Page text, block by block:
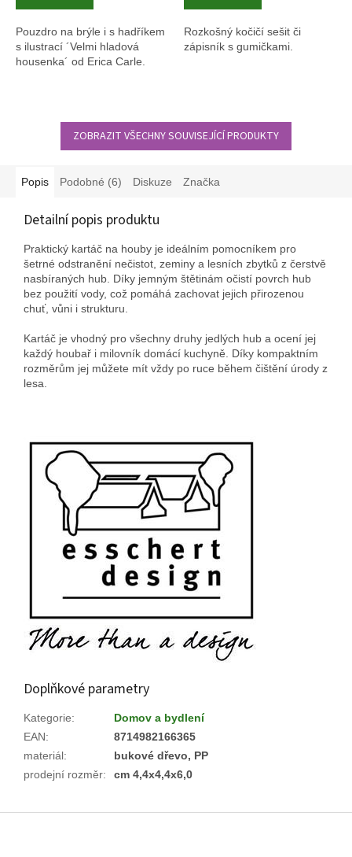
Pouzdro na brýle i s hadříkem
s ilustrací ´Velmi hladová
housenka´ od Erica Carle.
Rozkošný kočičí sešit či
zápisník s gumičkami.
ZOBRAZIT VŠECHNY SOUVISEJÍCÍ PRODUKTY
Popis Podobné (6) Diskuze Značka
Detailní popis produktu
Praktický kartáč na houby je ideálním pomocníkem pro
šetrné odstranění nečistot, zeminy a lesních zbytků z čerstvě
nasbíraných hub. Díky jemným štětinám očistí povrch hub
bez použití vody, což pomáhá zachovat jejich přirozenou
chuť, vůni i strukturu.
Kartáč je vhodný pro všechny druhy jedlých hub a ocení jej
každý houbař i milovník domácí kuchyně. Díky kompaktním
rozměrům jej můžete mít vždy po ruce během čištění úrody z
lesa.
Doplňkové parametry
Kategorie:
Domov a bydlení
EAN:
8714982166365
materiál:
bukové dřevo, PP
prodejní rozměr: cm 4,4x4,4x6,0
Z